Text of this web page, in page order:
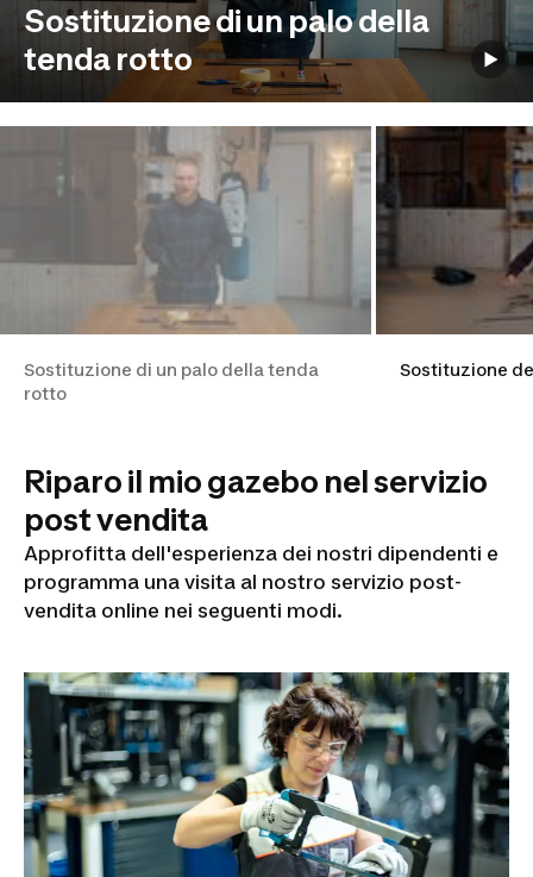
Sostituzione di un palo della
tenda rotto
Sostituzione di un palo della tenda
rotto
Sostituzione
Riparo il mio gazebo nel servizio
post vendita
Approfitta dell'esperienza dei nostri dipendenti e
programma una visita al nostro servizio post-
vendita online nei seguenti modi.